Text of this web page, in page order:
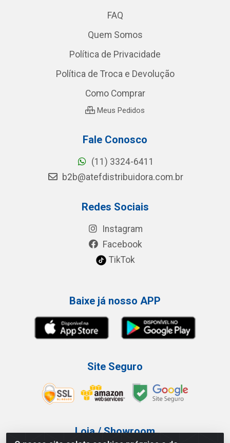
FAQ
Quem Somos
Política de Privacidade
Política de Troca e Devolução
Como Comprar
Meus Pedidos
Fale Conosco
(11) 3324-6411
b2b@atefdistribuidora.com.br
Redes Sociais
Instagram
Facebook
TikTok
Baixe já nosso APP
Site Seguro
Loja / Showroom